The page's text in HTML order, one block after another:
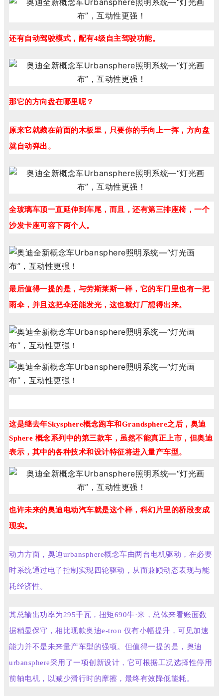
还有自动驾驶模式，配有4级自主驾驶功能。
那它的方向盘在哪里呢？
原来它就藏在前面的木板里，只要你的手向上一挥，方向盘
就自动弹出。
全玻璃车顶一直延伸到车尾，而且，还有第三排座椅，一个
沙发卡座可容下两个人。
最后值得一提的是，与劳斯莱斯一样，它的车门里也有一把
雨伞，并且这把伞还能发光，这也就灯厂想得出来。
这是继去年Skysphere概念跑车和Grandsphere之后，奥迪
Sphere 概念系列中的第三款车，虽然不能真正上市，但奥迪
表示，其中的各种技术和设计特征将进入量产车型。
也许未来的奥迪电动汽车就是这个样，科幻片里的桥段变成
现实。
动力方面，奥迪urbansphere概念车由两台电机驱动，在必要
时系统通过电子控制实现四轮驱动，从而兼顾动态表现与能
耗经济性。
其总输出功率为295千瓦，扭矩690牛·米，总体来看账面数
据稍显保守，相比现款奥迪e-tron 仅有小幅提升，可见加速
能力并不是未来量产车型的强项。但值得一提的是，奥迪
urbansphere采用了一项创新设计，它可根据工况选择性停用
前轴电机，以减少滑行时的摩擦，最终有效降低能耗。